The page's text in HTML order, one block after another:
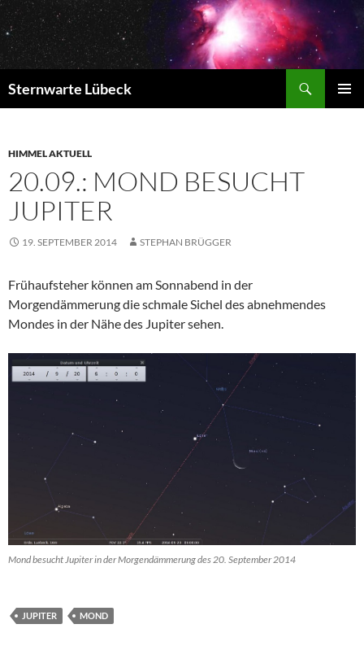
Zum
Inhalt
springen
Sternwarte Lübeck
HIMMEL AKTUELL
20.09.: MOND BESUCHT
JUPITER
19. SEPTEMBER 2014 STEPHAN BRÜGGER
Frühaufsteher können am Sonnabend in der
Morgendämmerung die schmale Sichel des abnehmendes
Mondes in der Nähe des Jupiter sehen.
Mond besucht Jupiter in der Morgendämmerung des 20. September 2014
JUPITER MOND